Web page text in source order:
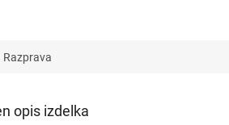
Razprava
opis izdelka